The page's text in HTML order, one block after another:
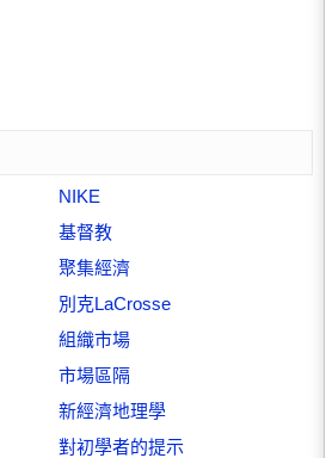
NIKE
基督教
聚集經濟
別克LaCrosse
組織市場
市場區隔
新經濟地理學
對初學者的提示